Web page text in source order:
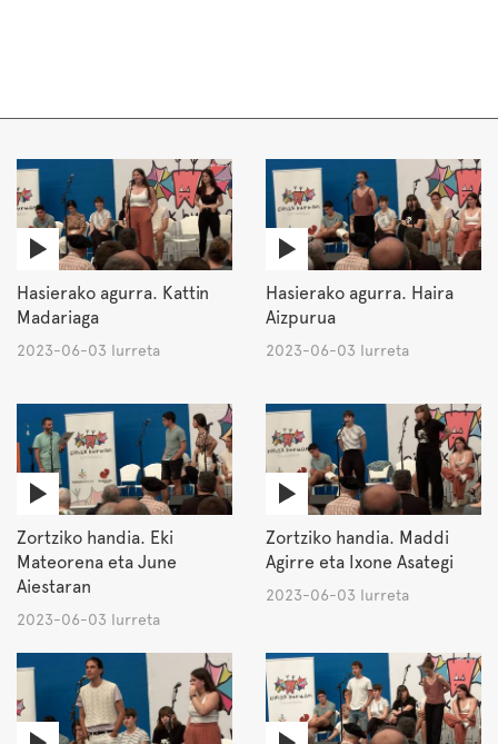
Hasierako agurra. Kattin
Madariaga
2023-06-03 Iurreta
Hasierako agurra. Haira
Aizpurua
2023-06-03 Iurreta
Zortziko handia. Eki
Mateorena eta June
Aiestaran
2023-06-03 Iurreta
Zortziko handia. Maddi
Agirre eta Ixone Asategi
2023-06-03 Iurreta